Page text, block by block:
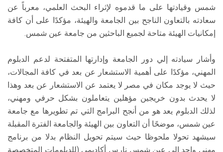
شمس وقيادتها على ما قدموه لإثراء البحث العلمي، معرباً عن
سعادته بالتعاون الناجح بين الجامعة والهيئة، مؤكدًا على أن كافة
إمكانيات الهيئة متاحة لجميع الباحثين من جامعة عين شمس.
وأشار سيادته إلي دور الجامعة وإدارتها المتفتحة لدعم الدبلوم
المهني، مؤكدًا على أهمية الاستشعار عن بعد في كافة المجالات،
حيث لا يوجد مكان في مصر لا يعتمد عن الاستشعار عن بعد وهذا
لا يحدث بدون خريجين مؤهلين يتعاملون بشكل حرفي ومهني،
لذلك الدبلوم يعد هو من أنجح البرامج التي تم تطويرها مع جامعة
عين شمس، موضحًا أن التعاون بين الهيئة والجامعة الفترة المقبلة
سيشهد تحولا ملحوظا حيث سيتم تحويل النظام بدلا من برنامج
مهني واحد إلى عين شمس نارس أكاديمي (للدبلومات المتخصصة